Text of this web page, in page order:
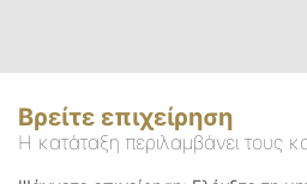
Βρείτε επιχείρηση
Η κατάταξη περιλαμβάνει τους